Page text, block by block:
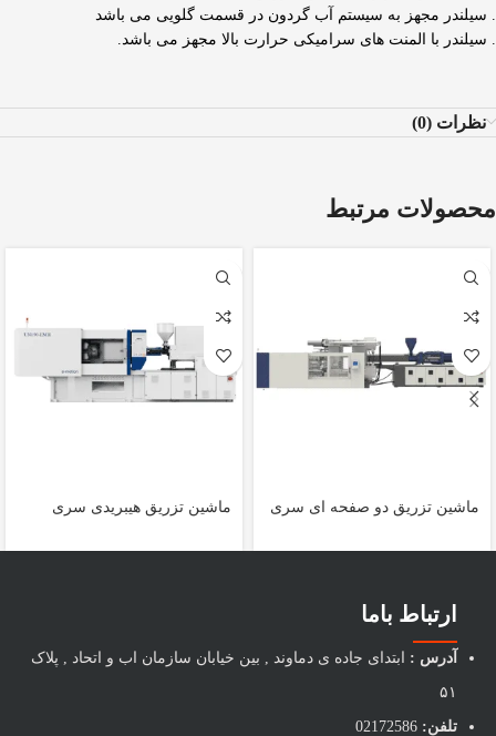
. سیلندر مجهز به سیستم آب گردون در قسمت گلویی می باشد
. سیلندر با المنت های سرامیکی حرارت بالا مجهز می باشد.
نظرات (0)
محصولات مرتبط
ماشین تزریق دو صفحه ای سری
ماشین تزریق هیبریدی سری
ارتباط باما
آدرس : ابتدای جاده ی دماوند , بین خیابان سازمان اب و اتحاد , پلاک
۵۱
تلفن: 02172586